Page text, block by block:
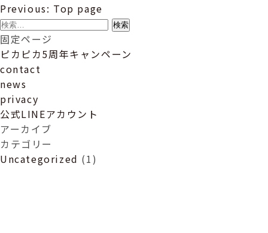
投
稿
ナ
ビ
ゲ
ー
シ
ョ
ン
Previous: Top page
検
索:
固定ページ
ピカピカ5周年キャンペーン
contact
news
privacy
公式LINEアカウント
アーカイブ
カテゴリー
Uncategorized (1)